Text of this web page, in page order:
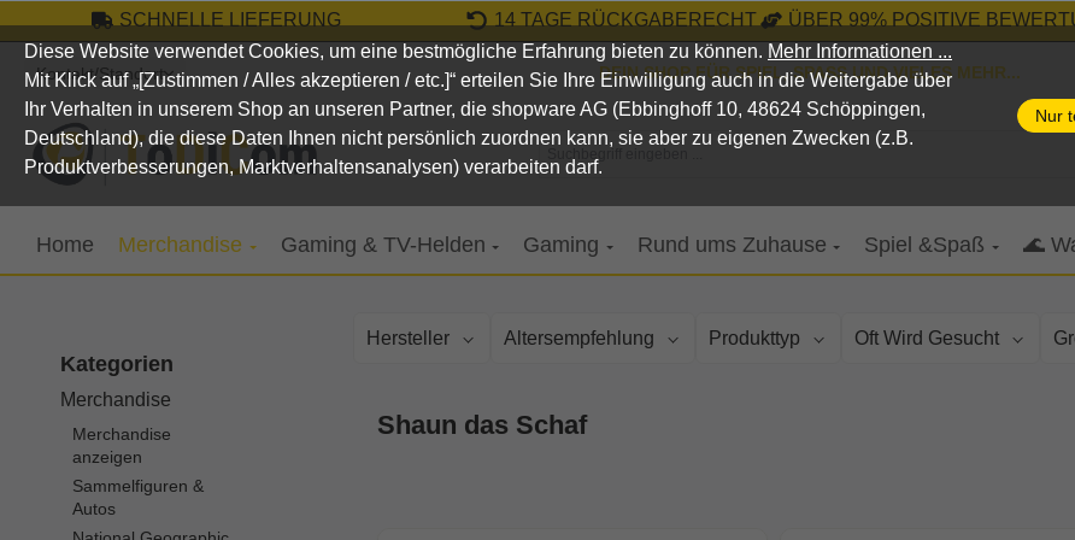
Hauptinhalt springen
Zur Suche springen
Zur Hauptnavigation springen
SCHNELLE LIEFERUNG 14 TAGE RÜCKGABERECHT ÜBER 99% POSITIVE
Kontakt/Standort DEIN SHOP FÜR SPIEL, SPASS UND VIELES MEHR...
Suchbegriff eingeben ...
Home Merchandise Gaming & TV-Helden Gaming Rund ums Zuhause Spiel &Spaß 🌊
Kategorien
Merchandise
Merchandise
anzeigen
Sammelfiguren &
Autos
Hersteller Altersempfehlung Produkttyp Oft Wird Gesucht
Shaun das Schaf
Diese Website verwendet Cookies, um eine bestmögliche Erfahrung bieten zu können. Mehr Informationen ...
Mit Klick auf „[Zustimmen / Alles akzeptieren / etc.]“ erteilen Sie Ihre Einwilligung auch in die Weitergabe über
Ihr Verhalten in unserem Shop an unseren Partner, die shopware AG (Ebbinghoff 10, 48624 Schöppingen,
Deutschland), die diese Daten Ihnen nicht persönlich zuordnen kann, sie aber zu eigenen Zwecken (z.B.
Produktverbesserungen, Marktverhaltensanalysen) verarbeiten darf.
Nur